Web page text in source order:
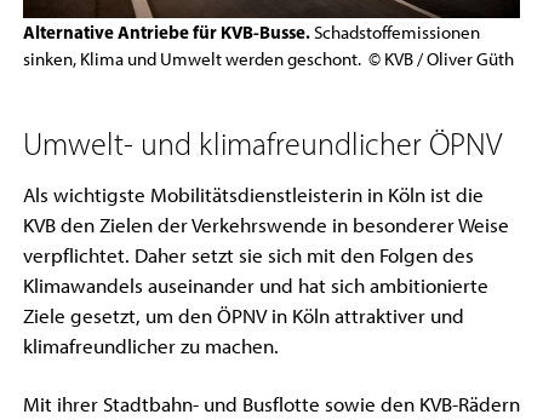
Alternative Antriebe für KVB-Busse. Schadstoffemissionen
sinken, Klima und Umwelt werden geschont. © KVB / Oliver Güth
Umwelt- und klimafreundlicher ÖPNV
Als wichtigste Mobilitätsdienstleisterin in Köln ist die
KVB den Zielen der Verkehrswende in besonderer Weise
verpflichtet. Daher setzt sie sich mit den Folgen des
Klimawandels auseinander und hat sich ambitionierte
Ziele gesetzt, um den ÖPNV in Köln attraktiver und
klimafreundlicher zu machen.
Mit ihrer Stadtbahn- und Busflotte sowie den KVB-Rädern